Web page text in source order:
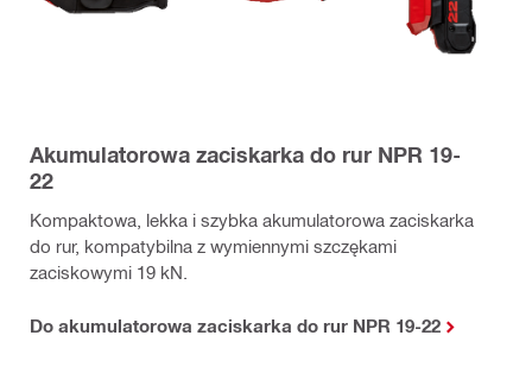
Akumulatorowa zaciskarka do rur NPR 19-
22
Kompaktowa, lekka i szybka akumulatorowa zaciskarka
do rur, kompatybilna z wymiennymi szczękami
zaciskowymi 19 kN.
Do akumulatorowa zaciskarka do rur NPR 19-22